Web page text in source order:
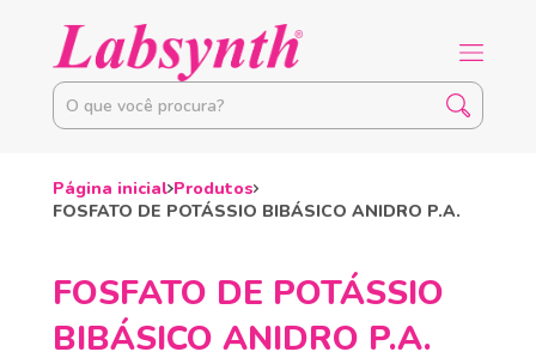
Página inicial Produtos
FOSFATO DE POTÁSSIO BIBÁSICO ANIDRO P.A.
FOSFATO DE POTÁSSIO
BIBÁSICO ANIDRO P.A.